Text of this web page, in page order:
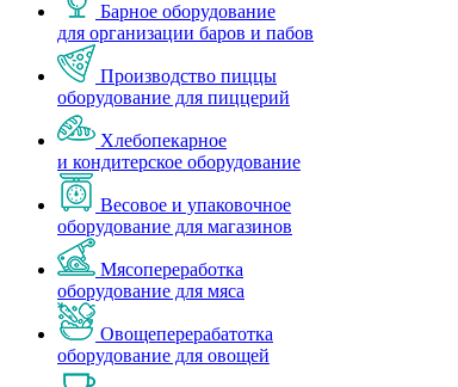
Барное оборудование
для организации баров и пабов
Производство пиццы
оборудование для пиццерий
Хлебопекарное
и кондитерское оборудование
Весовое и упаковочное
оборудование для магазинов
Мясопереработка
оборудование для мяса
Овощеперерабатотка
оборудование для овощей